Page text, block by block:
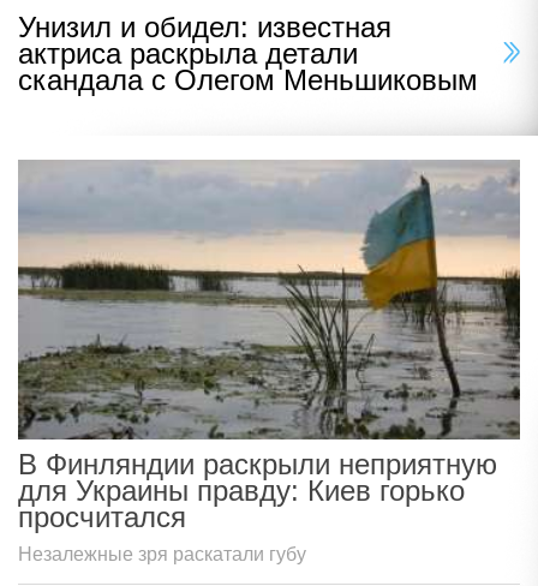
Унизил и обидел: известная
актриса раскрыла детали
скандала с Олегом Меньшиковым
В Финляндии раскрыли неприятную
для Украины правду: Киев горько
просчитался
Незалежные зря раскатали губу